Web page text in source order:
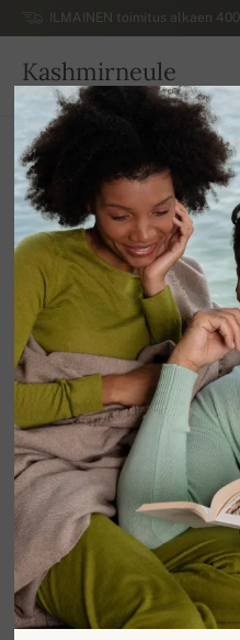
ILMAINEN toimitus alkaen
Kashmirneule
SUOMI
Kotiin
Naisten kashmirneuleet
Naisten pyöreäkauluksiset neuleet